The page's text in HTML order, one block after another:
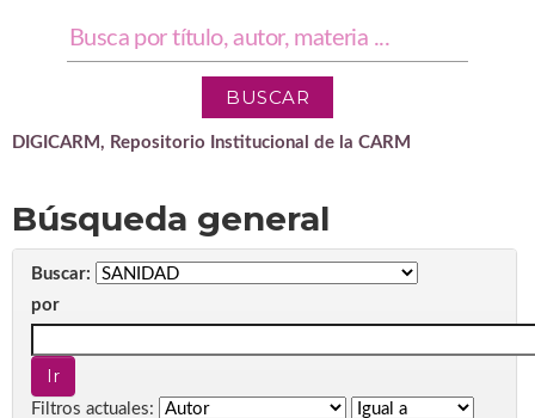
DIGICARM, Repositorio Institucional de la CARM
Búsqueda general
Buscar:
por
Filtros actuales: